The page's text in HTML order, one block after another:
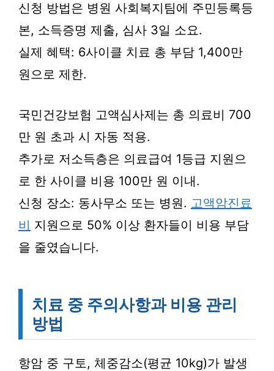
신청 방법은 병원 사회복지팀에 주민등록등
본, 소득증명 제출, 심사 3일 소요.
실제 혜택: 6사이클 치료 총 부담 1,400만
원으로 제한.
국민건강보험 고액심사제는 총 의료비 700
만 원 초과 시 자동 적용.
추가로 저소득층은 의료급여 1등급 지원으
로 한 사이클 비용 100만 원 이내.
신청 장소: 동사무소 또는 병원. 고액암진료
비 지원으로 50% 이상 환자들이 비용 부담
을 줄였습니다.
치료 중 주의사항과 비용 관리
방법
항암 중 구토, 체중감소(평균 10kg)가 발생